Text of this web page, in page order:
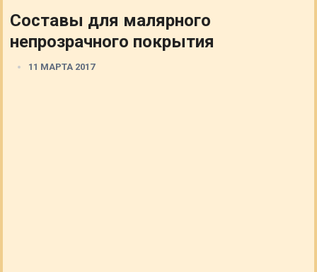
Составы для малярного
непрозрачного покрытия
11 МАРТА 2017